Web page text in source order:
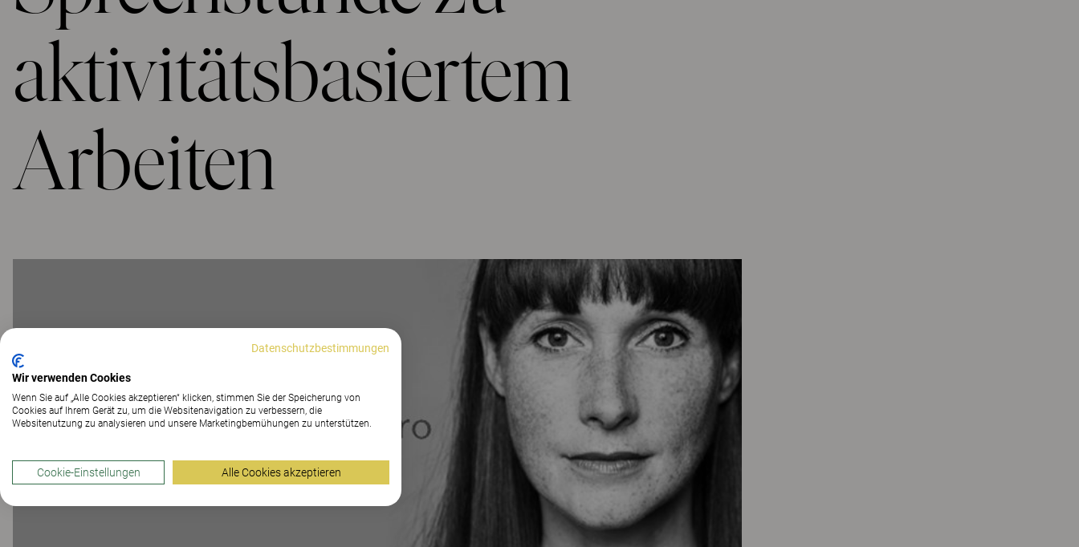
aktivitätsbasiertem
Arbeiten
Datenschutzbestimmungen
Wir verwenden Cookies
Wenn Sie auf „Alle Cookies akzeptieren“ klicken, stimmen Sie der Speicherung von
Cookies auf Ihrem Gerät zu, um die Websitenavigation zu verbessern, die
Websitenutzung zu analysieren und unsere Marketingbemühungen zu unterstützen.
Cookie-Einstellungen Alle Cookies akzeptieren